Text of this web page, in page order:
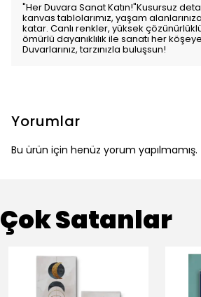
"Her Duvara Sanat Katın!"Kusursuz
kanvas tablolarımız, yaşam
katar. Canlı renkler, yüksek
ömürlü dayanıklılık ile sanatı her köşeye
Duvarlarınız, tarzınızla buluşsun!
Yorumlar
Bu ürün için henüz yorum yapılmamış.
Çok Satanlar